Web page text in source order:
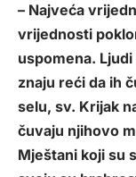
– Najveća
vrijednosti
uspomena.
znaju reći da ih
selu, sv. Krijak
čuvaju njihovo
Mještani koji su